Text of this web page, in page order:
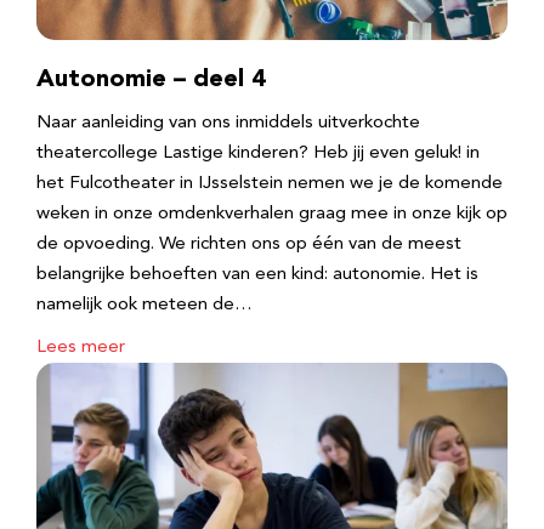
Autonomie – deel 4
Naar aanleiding van ons inmiddels uitverkochte
theatercollege Lastige kinderen? Heb jij even geluk! in
het Fulcotheater in IJsselstein nemen we je de komende
weken in onze omdenkverhalen graag mee in onze kijk op
de opvoeding. We richten ons op één van de meest
belangrijke behoeften van een kind: autonomie. Het is
namelijk ook meteen de…
Lees meer